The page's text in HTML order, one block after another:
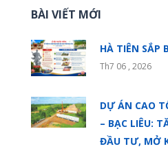
BÀI VIẾT MỚI
HÀ TIÊN SẮP
Th7 06 , 2026
DỰ ÁN CAO
– BẠC LIÊU:
ĐẦU TƯ, MỞ